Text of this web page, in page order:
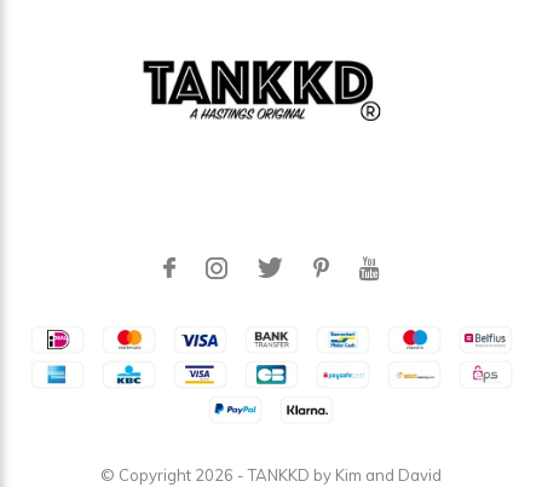
© Copyright 2026 - TANKKD by Kim and David